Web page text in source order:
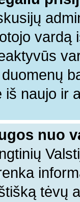
vardą
iš naujo ir
nuo
tėvų